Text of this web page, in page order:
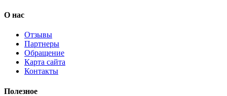
О нас
Отзывы
Партнеры
Обращение
Карта сайта
Контакты
Полезное